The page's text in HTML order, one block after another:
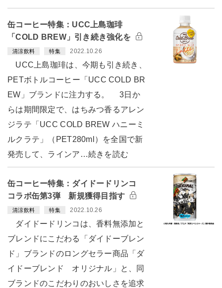
缶コーヒー特集：UCC上島珈琲
「COLD BREW」引き続き強化を
清涼飲料 特集 2022.10.26
UCC上島珈琲は、今期も引き続き、
PETボトルコーヒー「UCC COLD BR
EW」ブランドに注力する。 3日か
らは期間限定で、はちみつ香るアレン
ジラテ「UCC COLD BREW ハニーミ
ルクラテ」（PET280ml）を全国で新
発売して、ラインア…続きを読む
缶コーヒー特集：ダイドードリンコ
コラボ缶第3弾 新規獲得目指す
清涼飲料 特集 2022.10.26
ダイドードリンコは、香料無添加と
ブレンドにこだわる「ダイドーブレン
ド」ブランドのロングセラー商品「ダ
イドーブレンド オリジナル」と、同
ブランドのこだわりのおいしさを追求